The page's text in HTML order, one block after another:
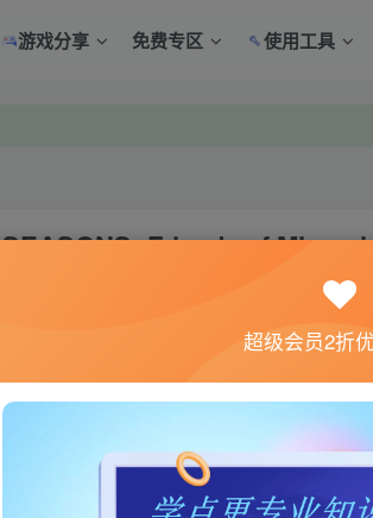
游戏分享 免费专区 使用工具
个人中心绑定！
个人中心绑定！
Friends of
试玩体验。如果您喜欢该游戏内容，请支
超级会员2折优